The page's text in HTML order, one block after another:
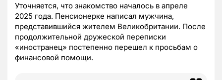
Уточняется, что знакомство началось в апреле
2025 года. Пенсионерке написал мужчина,
представившийся жителем Великобритании. После
продолжительной дружеской переписки
«иностранец» постепенно перешел к просьбам о
финансовой помощи.